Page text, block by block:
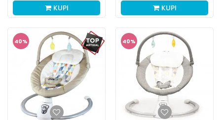
KUPI KUPI
40% 40%